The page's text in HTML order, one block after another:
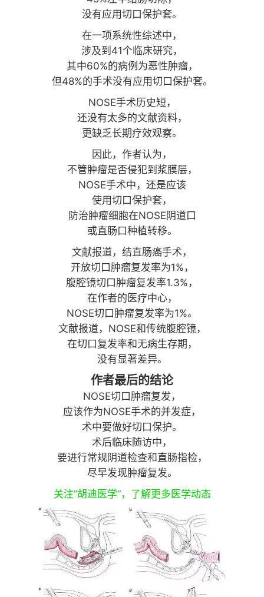
没有应用切口保护套。
在一项系统性综述中，
涉及到41个临床研究，
其中60%的病例为恶性肿瘤，
但48%的手术没有应用切口保护套。
NOSE手术历史短，
还没有太多的文献资料，
更缺乏长期疗效观察。
因此，作者认为，
不管肿瘤是否侵犯到浆膜层，
NOSE手术中，还是应该
使用切口保护套，
防治肿瘤细胞在NOSE阴道口
或直肠口种植转移。
文献报道，结直肠癌手术，
开放切口肿瘤复发率为1%，
腹腔镜切口肿瘤复发率1.3%，
在作者的医疗中心，
NOSE切口肿瘤复发率为1%。
文献报道， NOSE和传统腹腔镜，
在切口复发率和无病生存期，
没有显著差异。
作者最后的结论
NOSE切口肿瘤复发，
应该作为NOSE手术的并发症，
术中要做好切口保护。
术后临床随访中，
要进行常规阴道检查和直肠指检，
尽早发现肿瘤复发。
关注”胡迪医学“，了解更多医学动态